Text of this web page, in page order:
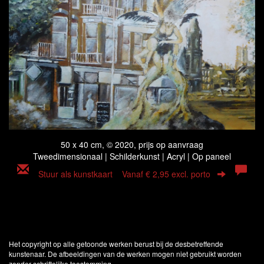
50 x 40 cm, © 2020, prijs op aanvraag
Tweedimensionaal | Schilderkunst | Acryl | Op paneel
Stuur als kunstkaart Vanaf € 2,95 excl. porto
Het copyright op alle getoonde werken berust bij de desbetreffende
kunstenaar. De afbeeldingen van de werken mogen niet gebruikt worden